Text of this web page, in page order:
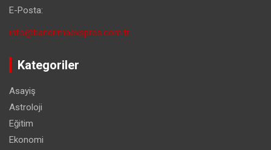
E-Posta:
info@bandirmaekspres.com.tr
Kategoriler
Asayiş
Astroloji
Eğitim
Ekonomi